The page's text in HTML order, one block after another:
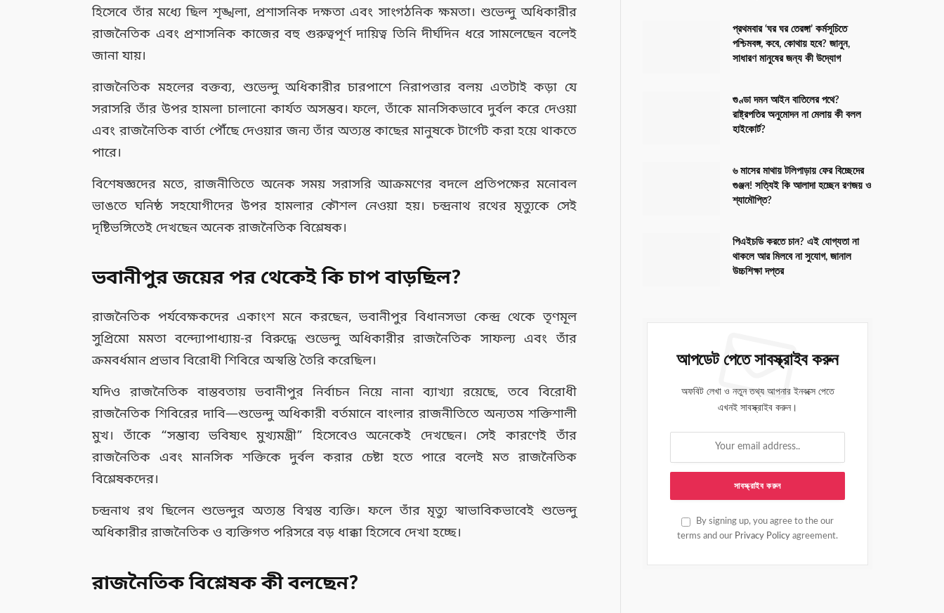
হিসেবে তাঁর মধ্যে ছিল শৃঙ্খলা, প্রশাসনিক দক্ষতা এবং সাংগঠনিক ক্ষমতা। শুভেন্দু অধিকারীর
রাজনৈতিক এবং প্রশাসনিক কাজের বহু গুরুত্বপূর্ণ দায়িত্ব তিনি দীর্ঘদিন ধরে সামলেছেন বলেই
জানা যায়।
রাজনৈতিক মহলের বক্তব্য, শুভেন্দু অধিকারীর চারপাশে নিরাপত্তার বলয় এতটাই কড়া যে
সরাসরি তাঁর উপর হামলা চালানো কার্যত অসম্ভব। ফলে, তাঁকে মানসিকভাবে দুর্বল করে দেওয়া
এবং রাজনৈতিক বার্তা পৌঁছে দেওয়ার জন্য তাঁর অত্যন্ত কাছের মানুষকে টার্গেট করা হয়ে থাকতে
পারে।
বিশেষজ্ঞদের মতে, রাজনীতিতে অনেক সময় সরাসরি আক্রমণের বদলে প্রতিপক্ষের মনোবল
ভাঙতে ঘনিষ্ঠ সহযোগীদের উপর হামলার কৌশল নেওয়া হয়। চন্দ্রনাথ রথের মৃত্যুকে সেই
দৃষ্টিভঙ্গিতেই দেখছেন অনেক রাজনৈতিক বিশ্লেষক।
ভবানীপুর জয়ের পর থেকেই কি চাপ বাড়ছিল?
রাজনৈতিক পর্যবেক্ষকদের একাংশ মনে করছেন, ভবানীপুর বিধানসভা কেন্দ্র থেকে তৃণমূল
সুপ্রিমো মমতা বন্দ্যোপাধ্যায়-র বিরুদ্ধে শুভেন্দু অধিকারীর রাজনৈতিক সাফল্য এবং তাঁর
ক্রমবর্ধমান প্রভাব বিরোধী শিবিরে অস্বস্তি তৈরি করেছিল।
যদিও রাজনৈতিক বাস্তবতায় ভবানীপুর নির্বাচন নিয়ে নানা ব্যাখ্যা রয়েছে, তবে বিরোধী
রাজনৈতিক শিবিরের দাবি—শুভেন্দু অধিকারী বর্তমানে বাংলার রাজনীতিতে অন্যতম শক্তিশালী
মুখ। তাঁকে “সম্ভাব্য ভবিষ্যৎ মুখ্যমন্ত্রী” হিসেবেও অনেকেই দেখছেন। সেই কারণেই তাঁর
রাজনৈতিক এবং মানসিক শক্তিকে দুর্বল করার চেষ্টা হতে পারে বলেই মত রাজনৈতিক
বিশ্লেষকদের।
চন্দ্রনাথ রথ ছিলেন শুভেন্দুর অত্যন্ত বিশ্বস্ত ব্যক্তি। ফলে তাঁর মৃত্যু স্বাভাবিকভাবেই শুভেন্দু
অধিকারীর রাজনৈতিক ও ব্যক্তিগত পরিসরে বড় ধাক্কা হিসেবে দেখা হচ্ছে।
রাজনৈতিক বিশ্লেষক কী বলছেন?
প্রথমবার ‘ঘর ঘর তেরঙ্গা’ কর্মসূচিতে
পশ্চিমবঙ্গ, কবে, কোথায় হবে? জানুন,
সাধারণ মানুষের জন্য কী উদ্যোগ
গুণ্ডা দমন আইন বাতিলের পথে?
রাষ্ট্রপতির অনুমোদন না মেলায় কী বলল
হাইকোর্ট?
৬ মাসের মাথায় টলিপাড়ায় ফের বিচ্ছেদের
গুঞ্জন! সত্যিই কি আলাদা হচ্ছেন রণজয় ও
শ্যামৌপ্তি?
পিএইচডি করতে চান? এই যোগ্যতা না
থাকলে আর মিলবে না সুযোগ, জানাল
উচ্চশিক্ষা দপ্তর
আপডেট পেতে সাবস্ক্রাইব করুন
অফবিট লেখা ও নতুন তথ্য আপনার ইনবক্সে পেতে
এখনই সাবস্ক্রাইব করুন।
By signing up, you agree to the our
terms and our Privacy Policy agreement.